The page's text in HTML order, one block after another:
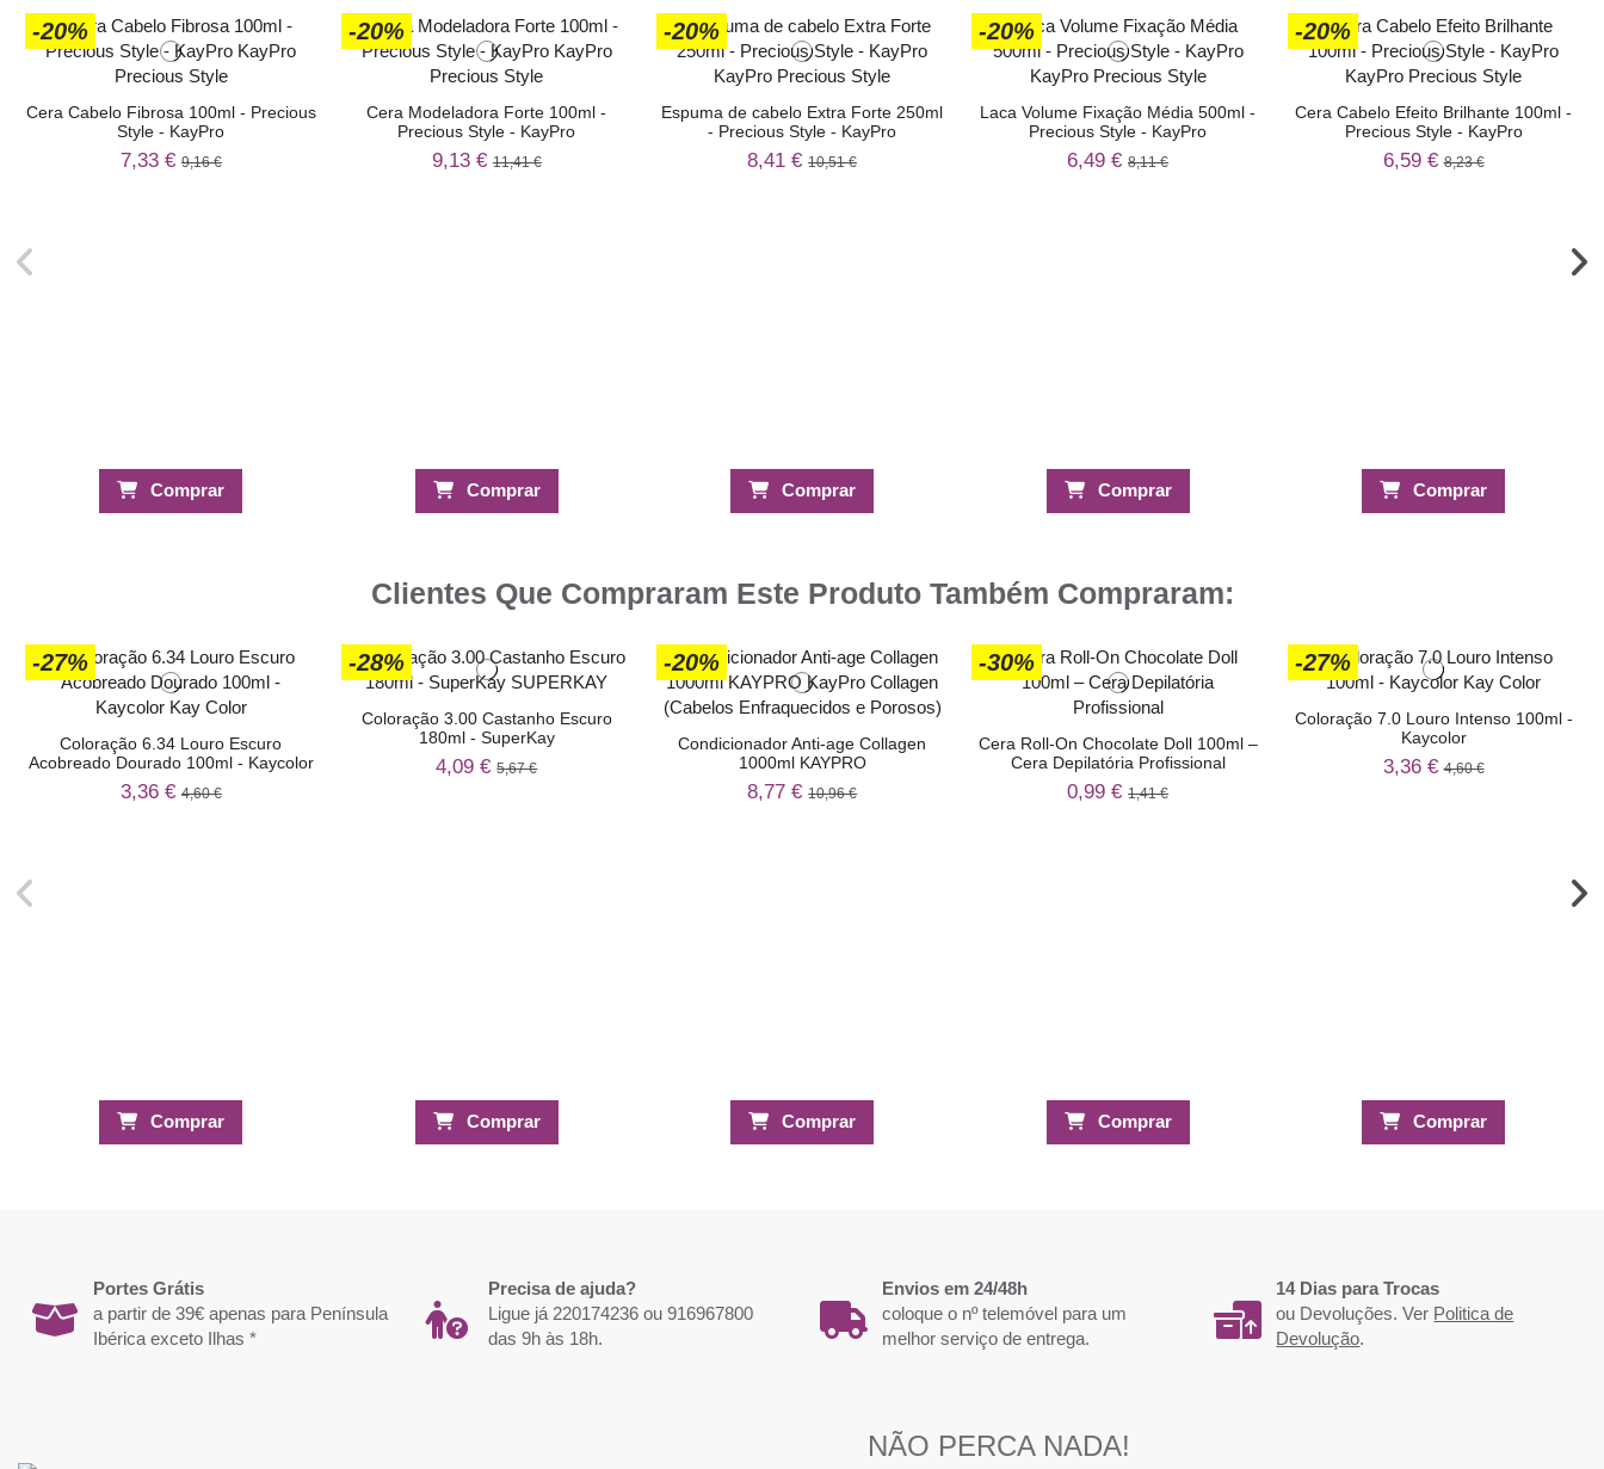
-20%
Cera Cabelo Fibrosa 100ml - Precious
Style - KayPro
7,33 € 9,16 €
Comprar
-20%
Cera Modeladora Forte 100ml -
Precious Style - KayPro
9,13 €11,41 €
Comprar
-20%
Espuma de cabelo Extra Forte 250ml
- Precious Style - KayPro
8,41 €10,51 €
Comprar
-20%
Laca Volume Fixação Média 500ml -
Precious Style - KayPro
6,49 €8,11 €
Comprar
-20%
Cera Cabelo Efeito Brilhante 100ml -
Precious Style - KayPro
6,59 €8,23 €
Comprar
Clientes Que Compraram Este Produto Também Compraram:
-27%
Coloração 6.34 Louro Escuro
Acobreado Dourado 100ml - Kaycolor
3,36 € 4,60 €
Comprar
-28%
Coloração 3.00 Castanho Escuro
180ml - SuperKay
4,09 €5,67 €
Comprar
-20%
Condicionador Anti-age Collagen
1000ml KAYPRO
8,77 €10,96 €
Comprar
-30%
Cera Roll-On Chocolate Doll 100ml –
Cera Depilatória Profissional
0,99 €1,41 €
Comprar
-27%
Coloração 7.0 Louro Intenso 100ml -
Kaycolor
3,36 €4,60 €
Comprar
Portes Grátis
a partir de 39€ apenas para Península
Ibérica exceto Ilhas *
Precisa de ajuda?
Ligue já 220174236 ou 916967800
das 9h às 18h.
Envios em 24/48h
coloque o nº telemóvel para um
melhor serviço de entrega.
14 Dias para Trocas
ou Devoluções. Ver Politica de
Devolução.